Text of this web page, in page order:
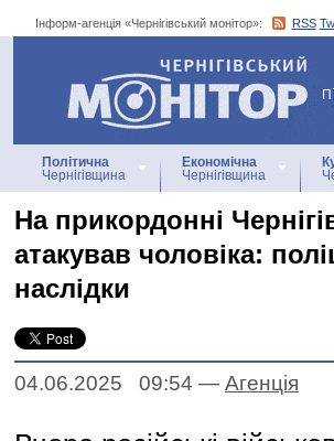
Інформ-агенція «Чернігівський монітор»: RSS
Інформ-агенція
«Чернігівський монітор»
Політична
Чернігівщина
Економічна
Чернігівщина
На прикордонні
атакував чоловіка:
наслідки
04.06.2025 09:54 — Агенцiя